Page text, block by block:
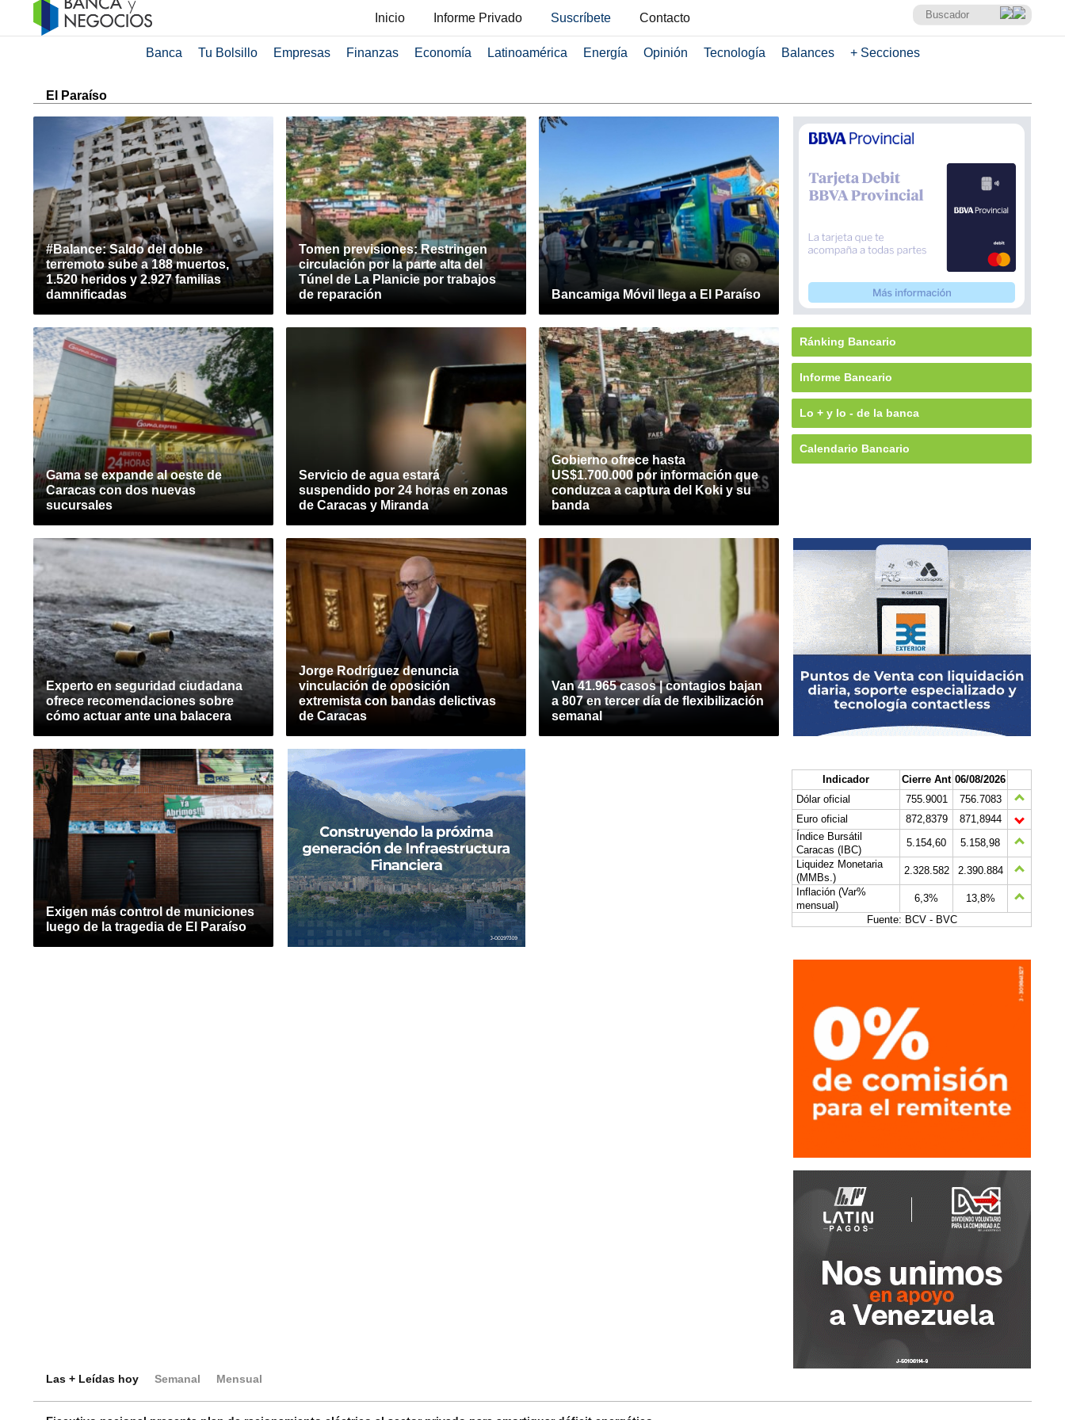
Inicio Informe Privado Suscríbete Contacto
Banca Tu Bolsillo Empresas Finanzas Economía Latinoamérica Energía Opinión Tecnología Balances + Secciones
El Paraíso
#Balance: Saldo del doble
terremoto sube a 188 muertos,
1.520 heridos y 2.927 familias
damnificadas
Tomen previsiones: Restringen
circulación por la parte alta del
Túnel de La Planicie por trabajos
de reparación
Bancamiga Móvil llega a El Paraíso
Gama se expande al oeste de
Caracas con dos nuevas
sucursales
Servicio de agua estará
suspendido por 24 horas en zonas
de Caracas y Miranda
Gobierno ofrece hasta
US$1.700.000 por información que
conduzca a captura del Koki y su
banda
Experto en seguridad ciudadana
ofrece recomendaciones sobre
cómo actuar ante una balacera
Jorge Rodríguez denuncia
vinculación de oposición
extremista con bandas delictivas
de Caracas
Van 41.965 casos | contagios bajan
a 807 en tercer día de flexibilización
semanal
Exigen más control de municiones
luego de la tragedia de El Paraíso
Ránking Bancario
Informe Bancario
Lo + y lo - de la banca
Calendario Bancario
Indicador Cierre Ant 06/08/2026
Dólar oficial
755.9001
756.7083
Euro oficial
872,8379
871,8944
Índice Bursátil
Caracas (IBC)
5.154,60
5.158,98
Liquidez Monetaria
(MMBs.)
2.328.582
2.390.884
Inflación (Var%
mensual)
6,3%
13,8%
Fuente: BCV - BVC
Las + Leídas hoy Semanal Mensual